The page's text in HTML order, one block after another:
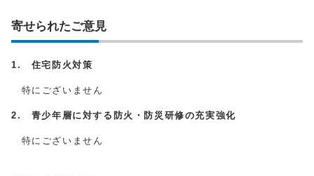
寄せられたご意見
1. 住宅防火対策
特にございません
2. 青少年層に対する防火・防災研修の充実強化
特にございません